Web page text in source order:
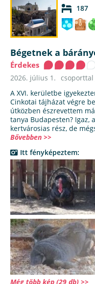
187
Bégetnek a
Érdekes
2026. július 1.
A XVI. kerületbe
Cinkotai tájházat végre
útközben észrevettem
tanya Budapesten? Igaz,
kertvárosias rész, de
Bővebben >>
Itt fényképeztem:
Még több kép (29 db) >>